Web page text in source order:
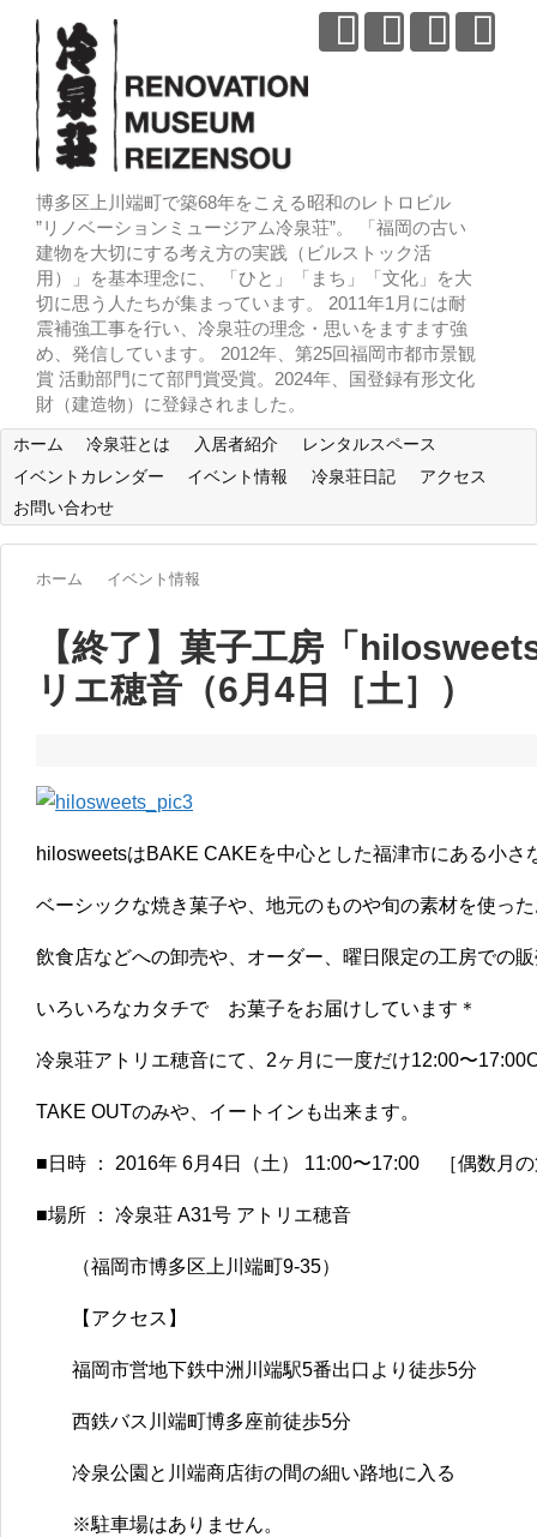
博多区上川端町で築68年をこえる昭和のレトロビル
”リノベーションミュージアム冷泉荘”。 「福岡の古い
建物を大切にする考え方の実践（ビルストック活
用）」を基本理念に、 「ひと」「まち」「文化」を大
切に思う人たちが集まっています。 2011年1月には耐
震補強工事を行い、冷泉荘の理念・思いをますます強
め、発信しています。 2012年、第25回福岡市都市景観
賞 活動部門にて部門賞受賞。2024年、国登録有形文化
財（建造物）に登録されました。
ホーム 冷泉荘とは 入居者紹介
レンタルスペース
イベントカレンダー
イベント情報 冷泉荘日記
アクセス
お問い合わせ
ホーム イベント情報
【終了】菓子工房「
リエ穂音（6月4日［土］）
hilosweetsはBAKE CAKEを中心とした福津市にある小さ
ベーシックな焼き菓子や、地元のものや旬の素材を使っ
飲食店などへの卸売や、オーダー、曜日限定の工房での
いろいろなカタチで お菓子をお届けしています＊
冷泉荘アトリエ穂音にて、2ヶ月に一度だけ12:00〜
TAKE OUTのみや、イートインも出来ます。
■日時 ： 2016年 6月4日（土） 11:00〜17:00 ［偶数月
■場所 ： 冷泉荘 A31号 アトリエ穂音
（福岡市博多区上川端町9-35）
【アクセス】
福岡市営地下鉄中洲川端駅5番出口より徒歩5分
西鉄バス川端町博多座前徒歩5分
冷泉公園と川端商店街の間の細い路地に入る
※駐車場はありません。